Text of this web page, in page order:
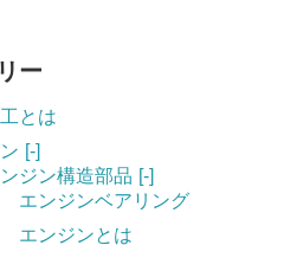
ー
とは
[-]
ジン構造部品 [-]
エンジンベアリング
エンジンとは